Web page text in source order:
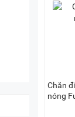
Chăn
nóng